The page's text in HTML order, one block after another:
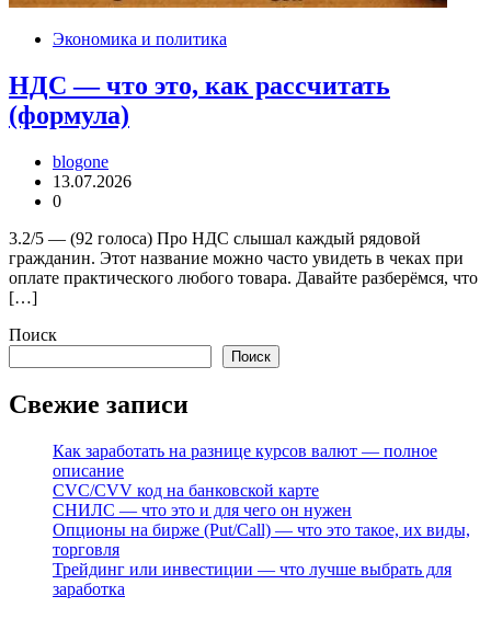
Экономика и политика
НДС — что это, как рассчитать
(формула)
blogone
13.07.2026
0
3.2/5 — (92 голоса) Про НДС слышал каждый рядовой
гражданин. Этот название можно часто увидеть в чеках при
оплате практического любого товара. Давайте разберёмся, что
[…]
Поиск
Поиск
Свежие записи
Как заработать на разнице курсов валют — полное
описание
CVC/CVV код на банковской карте
СНИЛС — что это и для чего он нужен
Опционы на бирже (Put/Call) — что это такое, их виды,
торговля
Трейдинг или инвестиции — что лучше выбрать для
заработка